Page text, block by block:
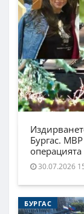
Бургас.
операцията
30.07.2026
БУРГАС